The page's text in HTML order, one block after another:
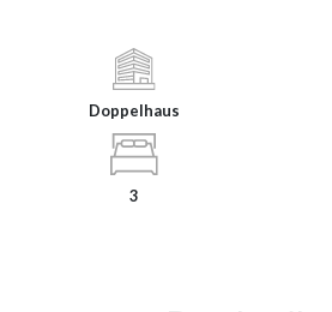
Doppelhaus
3